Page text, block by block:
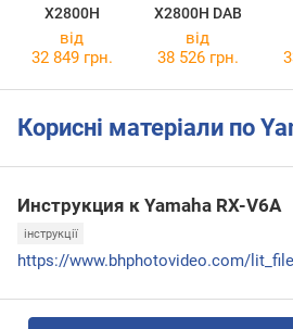
X2800H
X2800H DAB
від
32 849 грн.
від
38 526 грн.
Корисні матеріали по
Инструкция к Yamaha RX-V6A
інструкції